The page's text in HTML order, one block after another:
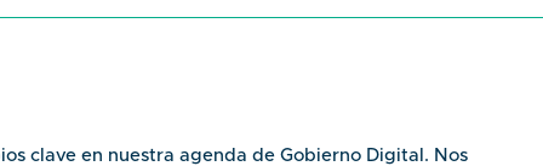
del gobierno, mejorando así la coordinación y la prestación
áreas críticas como salud, educación y seguridad.
de la interoperabilidad.
clave en nuestra agenda de Gobierno Digital. Nos